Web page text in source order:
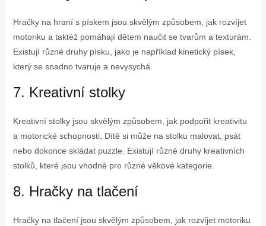
Hračky na hraní s pískem jsou skvělým způsobem, jak rozvíjet
motoriku a taktéž pomáhají dětem naučit se tvarům a texturám.
Existují různé druhy písku, jako je například kinetický písek,
který se snadno tvaruje a nevysychá.
7. Kreativní stolky
Kreativní stolky jsou skvělým způsobem, jak podpořit kreativitu
a motorické schopnosti. Dítě si může na stolku malovat, psát
nebo dokonce skládat puzzle. Existují různé druhy kreativních
stolků, které jsou vhodné pro různé věkové kategorie.
8. Hračky na tlačení
Hračky na tlačení jsou skvělým způsobem, jak rozvíjet motoriku